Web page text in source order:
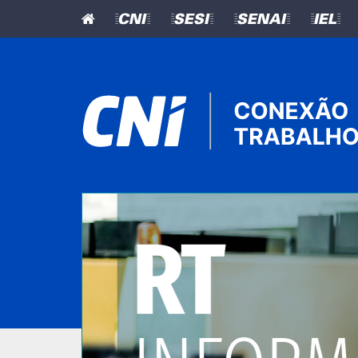
=CNI= =SESI= =SENAI= =IEL=